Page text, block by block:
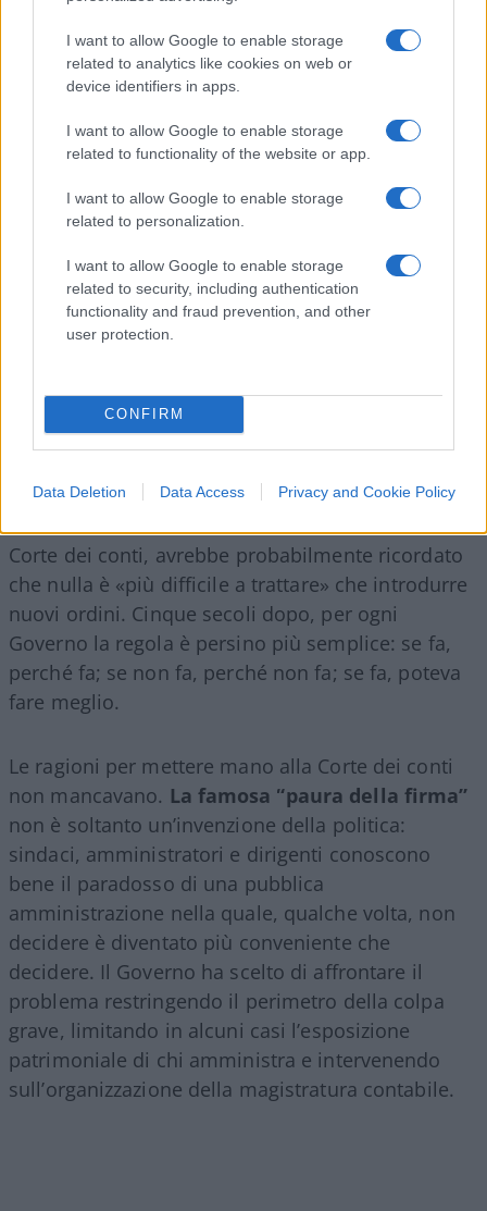
I want to allow Google to enable storage
related to analytics like cookies on web or
device identifiers in apps.
I want to allow Google to enable storage
related to functionality of the website or app.
I want to allow Google to enable storage
related to personalization.
I want to allow Google to enable storage
related to security, including authentication
functionality and fraud prevention, and other
user protection.
CONFIRM
Data Deletion Data Access Privacy and Cookie Policy
Machiavelli,davanti alla recente riforma della
Corte dei conti, avrebbe probabilmente ricordato
che nulla è «più difficile a trattare» che introdurre
nuovi ordini. Cinque secoli dopo, per ogni
Governo la regola è persino più semplice: se fa,
perché fa; se non fa, perché non fa; se fa, poteva
fare meglio.
Le ragioni per mettere mano alla Corte dei conti
non mancavano. La famosa “paura della firma”
non è soltanto un’invenzione della politica:
sindaci, amministratori e dirigenti conoscono
bene il paradosso di una pubblica
amministrazione nella quale, qualche volta, non
decidere è diventato più conveniente che
decidere. Il Governo ha scelto di affrontare il
problema restringendo il perimetro della colpa
grave, limitando in alcuni casi l’esposizione
patrimoniale di chi amministra e intervenendo
sull’organizzazione della magistratura contabile.